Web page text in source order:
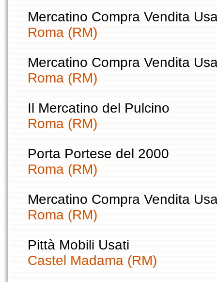
Mercatino Compra Vendita
Roma (RM)
Mercatino Compra Vendita
Roma (RM)
Il Mercatino del Pulcino
Roma (RM)
Porta Portese del 2000
Roma (RM)
Mercatino Compra Vendita
Roma (RM)
Pittà Mobili Usati
Castel Madama (RM)